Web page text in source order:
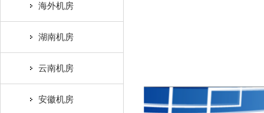
海外机房
湖南机房
云南机房
安徽机房